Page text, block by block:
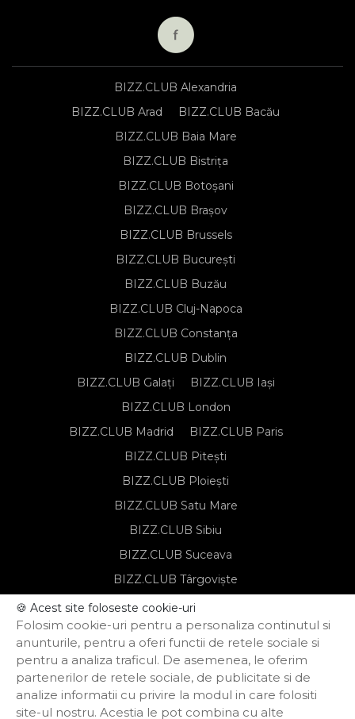
BIZZ.CLUB Alexandria
BIZZ.CLUB Arad
BIZZ.CLUB Bacău
BIZZ.CLUB Baia Mare
BIZZ.CLUB Bistrița
BIZZ.CLUB Botoșani
BIZZ.CLUB Brașov
BIZZ.CLUB Brussels
BIZZ.CLUB București
BIZZ.CLUB Buzău
BIZZ.CLUB Cluj-Napoca
BIZZ.CLUB Constanța
BIZZ.CLUB Dublin
BIZZ.CLUB Galați
BIZZ.CLUB Iași
BIZZ.CLUB London
BIZZ.CLUB Madrid
BIZZ.CLUB Paris
BIZZ.CLUB Pitești
BIZZ.CLUB Ploiești
BIZZ.CLUB Satu Mare
BIZZ.CLUB Sibiu
BIZZ.CLUB Suceava
BIZZ.CLUB Târgoviște
BIZZ.CLUB Târgu Mureș
BIZZ.CLUB Timișoara
Notă de informare privind prelucrarea
datelor personale
Regulament de organizare și
🍪 Acest site foloseste cookie-uri
Folosim cookie-uri pentru a personaliza continutul si
anunturile, pentru a oferi functii de retele sociale si
pentru a analiza traficul. De asemenea, le oferim
partenerilor de retele sociale, de publicitate si de
analize informatii cu privire la modul in care folositi
site-ul nostru. Acestia le pot combina cu alte